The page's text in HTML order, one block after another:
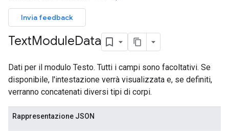
Invia feedback
TextModuleData
Dati per il modulo Testo. Tutti i campi sono facoltativi. Se
disponibile, l'intestazione verrà visualizzata e, se definiti,
verranno concatenati diversi tipi di corpi.
Rappresentazione JSON